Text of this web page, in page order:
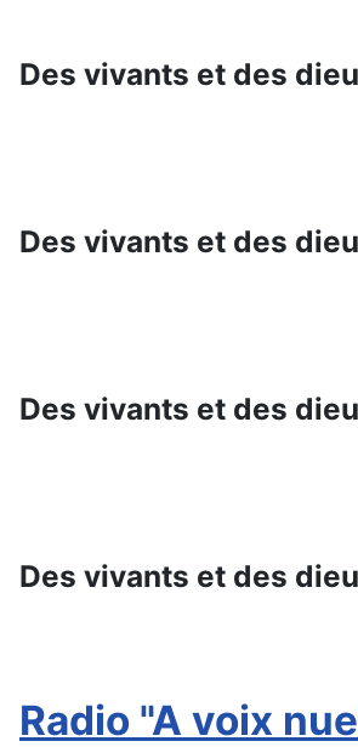
Des vivants et des
Des vivants et des
Des vivants et des
Des vivants et des
Radio "A voix